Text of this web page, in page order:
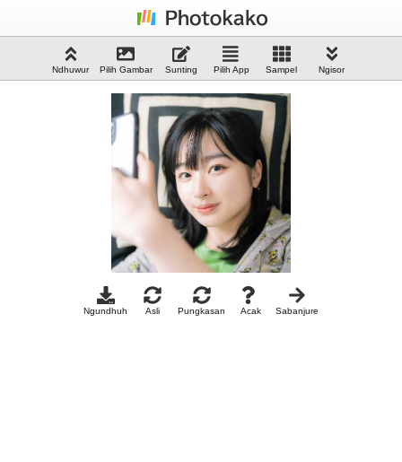
Ndhuwur Pilih Gambar Sunting Pilih App Sampel Ngisor
Ngundhuh Asli Pungkasan Acak Sabanjure